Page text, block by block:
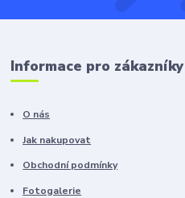
Informace pro zákazníky
O nás
Jak nakupovat
Obchodní podmínky
Fotogalerie